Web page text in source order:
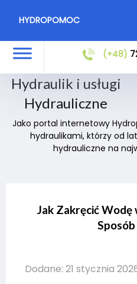
HYDROPOMOC
(+48)
Hydraulik i usługi
Hydrauliczne
Jako portal internetowy
hydraulikami, którzy od
hydrauliczne na
Jak Zakręcić Wodę
Dodane: 21 stycznia